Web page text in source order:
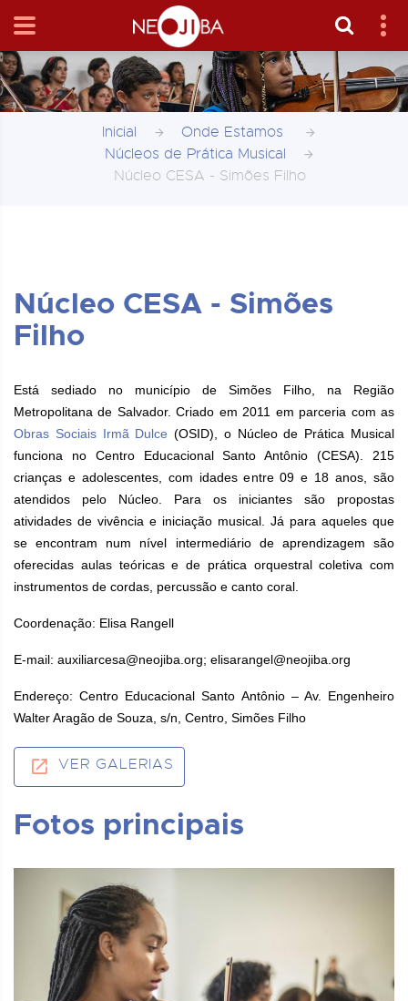
Inicial
Onde Estamos
Núcleos de Prática Musical
Núcleo CESA - Simões Filho
Núcleo CESA - Simões
Filho
Está sediado no município de Simões Filho, na Região
Metropolitana de Salvador. Criado em 2011 em parceria com as
Obras Sociais Irmã Dulce (OSID), o Núcleo de Prática Musical
funciona no Centro Educacional Santo Antônio (CESA). 215
crianças e adolescentes, com idades entre 09 e 18 anos, são
atendidos pelo Núcleo. Para os iniciantes são propostas
atividades de vivência e iniciação musical. Já para aqueles que
se encontram num nível intermediário de aprendizagem são
oferecidas aulas teóricas e de prática orquestral coletiva com
instrumentos de cordas, percussão e canto coral.
Coordenação: Elisa Rangell
E-mail: auxiliarcesa@neojiba.org; elisarangel@neojiba.org
Endereço: Centro Educacional Santo Antônio – Av. Engenheiro
Walter Aragão de Souza, s/n, Centro, Simões Filho
VER GALERIAS
Fotos principais